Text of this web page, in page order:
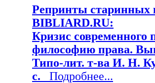
Репринты старинных
BIBLIARD.RU:
Кризис современного
философию права.
Типо-лит. т-ва И. Н.
с. Подробнее...